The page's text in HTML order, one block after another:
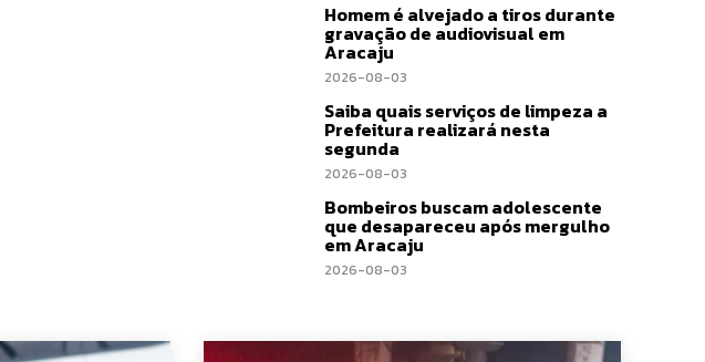
Homem é alvejado a tiros durante
gravação de audiovisual em
Aracaju
2026-08-03
Saiba quais serviços de limpeza a
Prefeitura realizará nesta
segunda
2026-08-03
Bombeiros buscam adolescente
que desapareceu após mergulho
em Aracaju
2026-08-03